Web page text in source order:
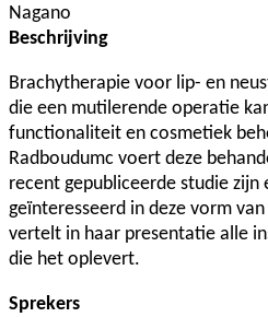
Nagano
Beschrijving
Brachytherapie voor lip- en
die een mutilerende operatie
functionaliteit en cosmetiek
Radboudumc voert deze
recent gepubliceerde studie zijn
geïnteresseerd in deze vorm
vertelt in haar presentatie alle
die het oplevert.
Sprekers